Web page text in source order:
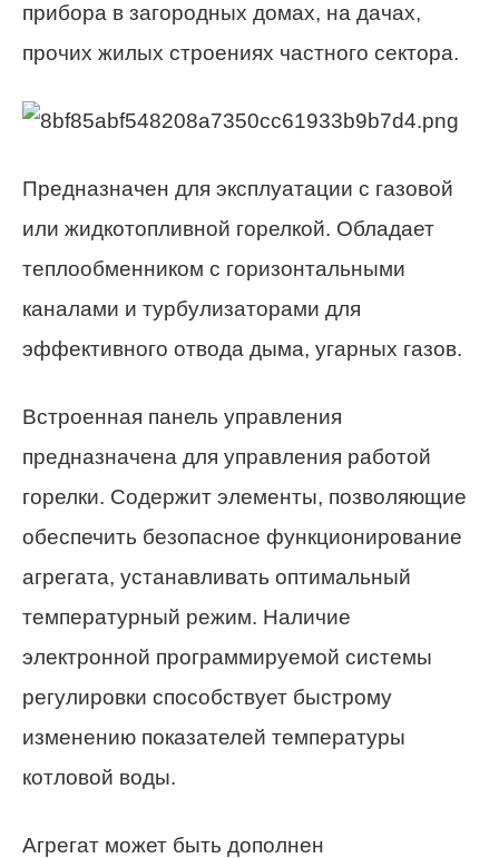
прибора в загородных домах, на дачах,
прочих жилых строениях частного сектора.
Предназначен для эксплуатации с газовой
или жидкотопливной горелкой. Обладает
теплообменником с горизонтальными
каналами и турбулизаторами для
эффективного отвода дыма, угарных газов.
Встроенная панель управления
предназначена для управления работой
горелки. Содержит элементы, позволяющие
обеспечить безопасное функционирование
агрегата, устанавливать оптимальный
температурный режим. Наличие
электронной программируемой системы
регулировки способствует быстрому
изменению показателей температуры
котловой воды.
Агрегат может быть дополнен